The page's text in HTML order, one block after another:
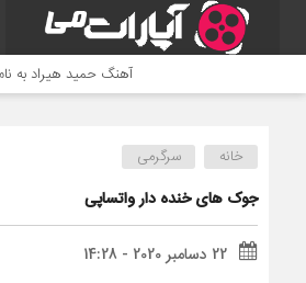
آهنگ حمید هیراد به نام وطن
خانه سرگرمی
جوک های خنده دار واتساپی
22 دسامبر 2020 - 14:28